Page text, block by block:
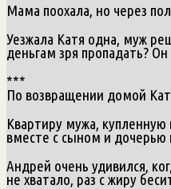
Мама поохала, но через
Уезжала Катя одна, муж
деньгам зря пропадать?
***
По возвращении домой
Квартиру мужа,
вместе с сыном и дочерью
Андрей очень удивился,
не хватало, раз с жиру